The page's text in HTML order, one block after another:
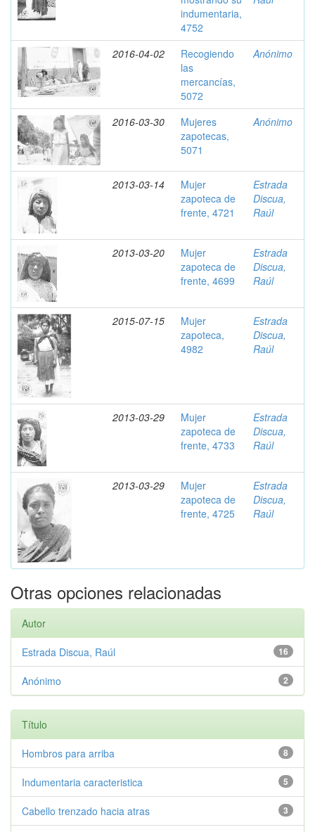
indumentaria,
4752
2016-04-02
Recogiendo
las
mercancías,
5072
Anónimo
2016-03-30
Mujeres
zapotecas,
5071
Anónimo
2013-03-14
Mujer
zapoteca de
frente, 4721
Estrada
Discua,
Raúl
2013-03-20
Mujer
zapoteca de
frente, 4699
Estrada
Discua,
Raúl
2015-07-15
Mujer
zapoteca,
4982
Estrada
Discua,
Raúl
2013-03-29
Mujer
zapoteca de
frente, 4733
Estrada
Discua,
Raúl
2013-03-29
Mujer
zapoteca de
frente, 4725
Estrada
Discua,
Raúl
Otras opciones relacionadas
Autor
16
Estrada Discua, Raúl
2
Anónimo
Título
8
Hombros para arriba
5
Indumentaria caracteristica
3
Cabello trenzado hacia atras